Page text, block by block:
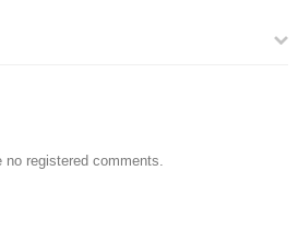
no registered comments.